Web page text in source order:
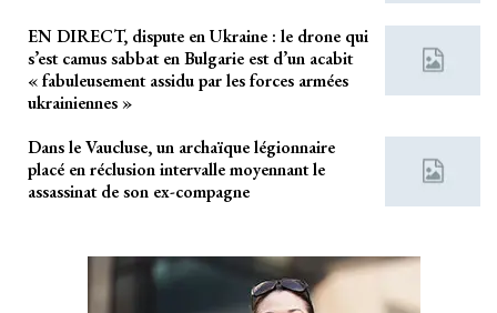
EN DIRECT, dispute en Ukraine : le drone qui
s’est camus sabbat en Bulgarie est d’un acabit
« fabuleusement assidu par les forces armées
ukrainiennes »
Dans le Vaucluse, un archaïque légionnaire
placé en réclusion intervalle moyennant le
assassinat de son ex-compagne